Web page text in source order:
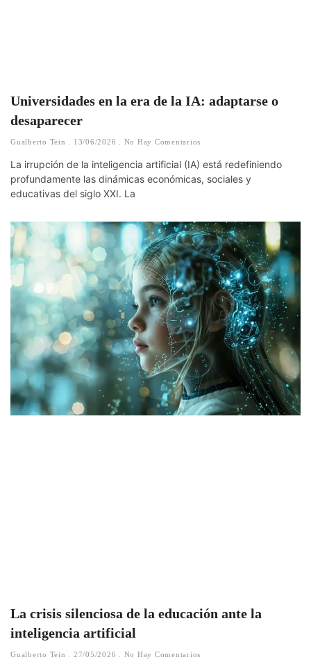
Universidades en la era de la IA: adaptarse o
desaparecer
Gualberto Tein 13/06/2026 No Hay Comentarios
La irrupción de la inteligencia artificial (IA) está redefiniendo
profundamente las dinámicas económicas, sociales y
educativas del siglo XXI. La
La crisis silenciosa de la educación ante la
inteligencia artificial
Gualberto Tein 27/05/2026 No Hay Comentarios